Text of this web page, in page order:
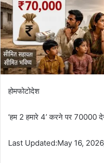
होमफोटोदेश
‘हम 2 हमारे 4’ करने पर 70000
Last Updated:May 16,